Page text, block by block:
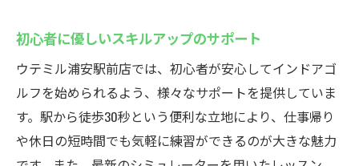
初心者に優しいスキルアップのサポート
ウテミル浦安駅前店では、初心者が安心してインドアゴ
ルフを始められるよう、様々なサポートを提供していま
す。駅から徒歩30秒という便利な立地により、仕事帰り
や休日の短時間でも気軽に練習ができるのが大きな魅力